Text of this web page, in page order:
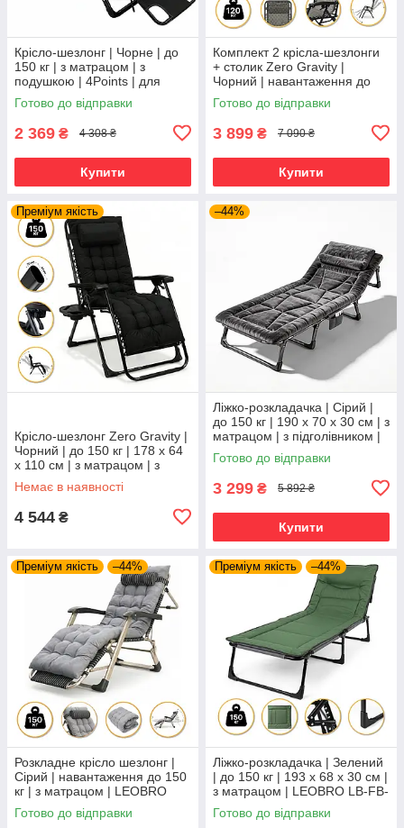
Крісло-шезлонг | Чорне | до
150 кг | з матрацом | з
подушкою | 4Points | для
дому, дачі та відпочинку
Готово до відправки
2 369 ₴ 4 308 ₴
Купити
Комплект 2 крісла-шезлонги
+ столик Zero Gravity |
Чорний | навантаження до
120 кг | 2 крісла + столик |
LEOBRO LB-ZGT-F3-PLD |
Готово до відправки
3 899 ₴ 7 090 ₴
Купити
Преміум якість
Крісло-шезлонг Zero Gravity |
Чорний | до 150 кг | 178 х 64
х 110 см | з матрацом | з
підголівником | LEOBRO LB-
ZGC-K2-BLK | для
Немає в наявності
4 544 ₴
–44%
Ліжко-розкладачка | Сірий |
до 150 кг | 190 х 70 х 30 см | з
матрацом | з підголівником |
WCG FB-S26-PV | для дому,
дачі та
Готово до відправки
3 299 ₴ 5 892 ₴
Купити
Преміум якість –44%
Розкладне крісло шезлонг |
Сірий | навантаження до 150
кг | з матрацом | LEOBRO
FCB-S01-PP | для
комфортного відпочинку
Готово до відправки
Преміум якість –44%
Ліжко-розкладачка | Зелений
| до 150 кг | 193 х 68 х 30 см |
з матрацом | LEOBRO LB-FB-
S1-GRN | для дому, дачі та
кемпінгу
Готово до відправки